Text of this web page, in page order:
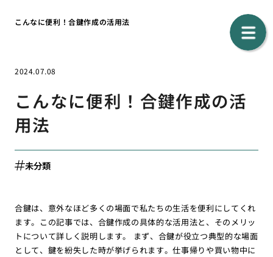
こんなに便利！合鍵作成の活用法
2024.07.08
こんなに便利！合鍵作成の活
用法
未分類
合鍵は、意外なほど多くの場面で私たちの生活を便利にしてくれ
ます。この記事では、合鍵作成の具体的な活用法と、そのメリッ
トについて詳しく説明します。 まず、合鍵が役立つ典型的な場面
として、鍵を紛失した時が挙げられます。仕事帰りや買い物中に